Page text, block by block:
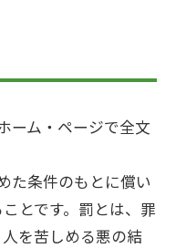
ーム・ページで全文
た条件のもとに償い
とです。罰とは、罪
を苦しめる悪の結